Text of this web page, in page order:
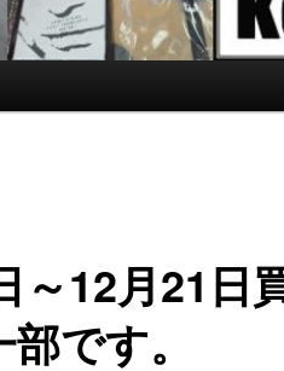
～12月21日
です。